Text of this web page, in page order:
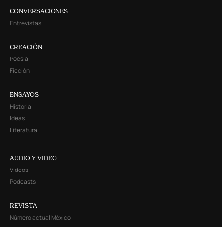
CONVERSACIONES
Entrevistas
CREACIÓN
Poesía
Ficción
ENSAYOS
Historia
Ideas
Literatura
AUDIO Y VIDEO
Videos
Podcasts
REVISTA
Número actual México